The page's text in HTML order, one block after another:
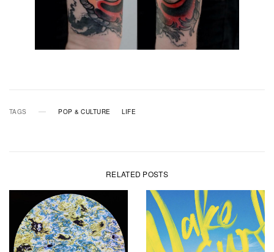
TAGS POP & CULTURE LIFE
RELATED POSTS